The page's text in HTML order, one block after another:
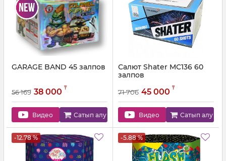
GARAGE BAND 45 залпов
56 169 38 000 ₸
Видео Сатып алу
Салют Shater MC136 60
залпов
71 706 45 000 ₸
Видео Сатып алу
-12.78 % -5.88 %